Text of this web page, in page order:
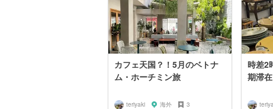
カフェ天国？！5月のベトナ
ム・ホーチミン旅
teriyaki 海外 3
時差2
期滞